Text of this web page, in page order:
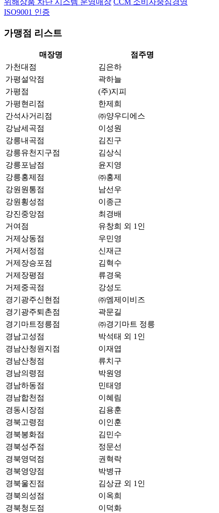
위해상품 차단 시스템 운영매장 CCM 소비자중심경영
ISO9001 인증
가맹점 리스트
매장명
점주명
가천대점
김은하
가평설악점
곽하늘
가평점
(주)지피
가평현리점
한제희
간석사거리점
㈜양우디에스
강남세곡점
이성원
강릉내곡점
김진구
강릉유천지구점
김상식
강릉포남점
윤지영
강릉홍제점
㈜홍제
강원원통점
남선우
강원횡성점
이종근
강진중앙점
최경배
거여점
유창희 외 1인
거제상동점
우민영
거제서정점
신재근
거제장승포점
김혁수
거제장평점
류경욱
거제중곡점
강성도
경기광주신현점
㈜엠제이비즈
경기광주퇴촌점
곽문길
경기마트정릉점
㈜경기마트 정릉
경남고성점
박석태 외 1인
경남산청원지점
이재엽
경남산청점
류치구
경남의령점
박원영
경남하동점
민태영
경남합천점
이혜림
경동시장점
김용훈
경북고령점
이인훈
경북봉화점
김민수
경북성주점
정문선
경북영덕점
권혁락
경북영양점
박병규
경북울진점
김상균 외 1인
경북의성점
이옥희
경북청도점
이덕화